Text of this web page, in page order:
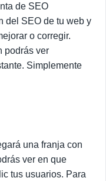
de SEO
del SEO de tu web y
o corregir.
podrás ver
Simplemente
una franja con
ver en que
tus usuarios. Para